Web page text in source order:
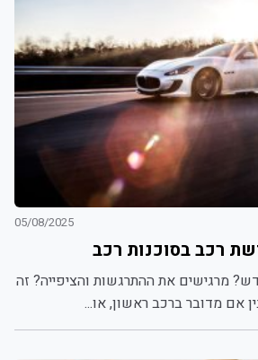
05/08/2025
רכב בסוכנות רכב
מרגישים את ההתרגשות והציפייה? זה
אם מדובר ברכב ראשון, או...